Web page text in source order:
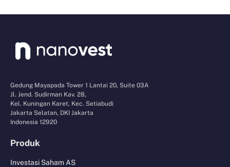
Gedung Mayapada Tower 1 Lantai 20, Suite 03A
Jl. Jend. Sudirman Kav. 28,
Kel. Kuningan Karet, Kec. Setiabudi
Jakarta Selatan, DKI Jakarta
Indonesia 12920
Produk
Investasi Saham AS